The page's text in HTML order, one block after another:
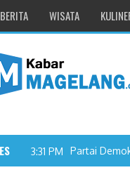
BERITA WISATA
3:31 PM Partai